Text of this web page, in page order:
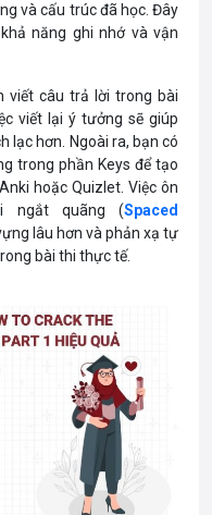
và cấu trúc đã học. Đây
năng ghi nhớ và vận
viết câu trả lời trong bài
viết lại ý tưởng sẽ giúp
lạc hơn. Ngoài ra, bạn có
trong phần Keys để tạo
hoặc Quizlet. Việc ôn
ngắt quãng (Spaced
lâu hơn và phản xạ tự
bài thi thực tế.